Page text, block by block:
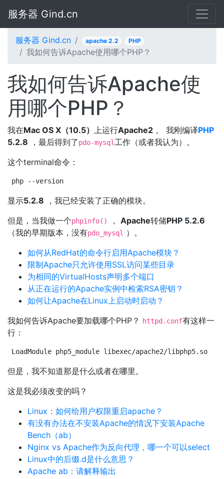
服务器 Gind.cn
服务器 Gind.cn apache 2.2 PHP
我如何告诉Apache使用哪个PHP？
我如何告诉Apache使
用哪个PHP？
我在Mac OS X（10.5） 上运行Apache2 。 我刚编译PHP
5.2.8 ，最后得到了pdo-mysql工作（或者我认为）。
这个terminal命令：
php --version
显示5.2.8 ，我已经安装了正确的模块。
但是，当我做一个phpinfo() ， Apache转储PHP 5.2.6
（我的早期版本，没有pdo_mysql
）。
如何从RedHat的命令行启用Apache模块？
限制Apache只允许使用SSL访问某些目录
为相同的VirtualHosts声明多个端口
从正在运行的Apache实例中检索RSA密钥？
如何让Apache在Linux上启动时启动？
我如何告诉Apache要加载哪个PHP？
httpd.conf有这样一
行：
LoadModule php5_module libexec/apache2/libphp5.so
但是，我不知道那是什么或者在哪里。
这是我必须改变的吗？
Linux：如何给用户权限重启apache？
有没有办法在不安装Apache的情况下安装Apache
Bench（ab）
Nginx vs Apache作为反向代理，哪一个可以select
Linux中的后缀.d是什么意思？
Apache ab：请解释输出